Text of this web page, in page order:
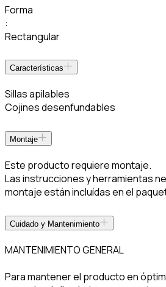
Forma
:
Rectangular
Características
Sillas apilables
Cojines desenfundables
Montaje
Este producto requiere montaje.
Las instrucciones y herramientas
montaje están incluídas en el
Cuidado y Mantenimiento
MANTENIMIENTO GENERAL
Para mantener el producto en